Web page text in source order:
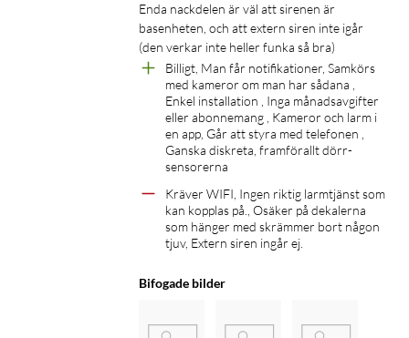
Med en batteritid på 6 månader för knappsatsen och 2 år för
rörelse- och kontaktsensorerna kan du sova tryggt i vetskap
om att ditt system alltid är redo.
Snabb och tillförlitlig detektion vid fönster och dörrar.
Dörr och fönstersensor
Varnar dig omedelbart när ett brott upptäcks.
Enda nackdelen är väl att sirenen är
basenheten, och att extern siren inte igår
(den verkar inte heller funka så bra)
Billigt, Man får notifikationer, Samkörs
med kameror om man har sådana ,
Enkel installation , Inga månadsavgifter
eller abonnemang , Kameror och larm i
en app, Går att styra med telefonen ,
Ganska diskreta, framförallt dörr-
sensorerna
Kräver WIFI, Ingen riktig larmtjänst som
kan kopplas på., Osäker på dekalerna
som hänger med skrämmer bort någon
tjuv, Extern siren ingår ej.
Bifogade bilder